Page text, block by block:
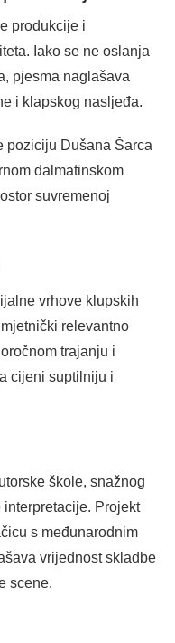
produkcije i
Iako se ne oslanja
pjesma naglašava
i klapskog nasljeđa.
poziciju Dušana Šarca
dalmatinskom
suvremenoj
vrhove klupskih
relevantno
trajanju i
cijeni suptilniju i
škole, snažnog
Projekt
s međunarodnim
vrijednost skladbe
scene.